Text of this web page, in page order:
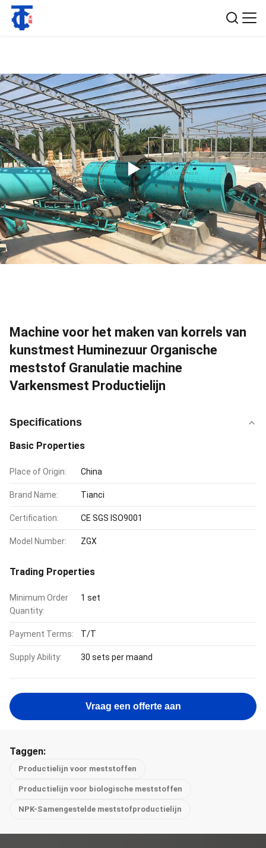
Machine voor het maken van korrels van
kunstmest Huminezuur Organische
meststof Granulatie machine
Varkensmest Productielijn
Specifications
Basic Properties
Place of Origin: China
Brand Name: Tianci
Certification: CE SGS ISO9001
Model Number: ZGX
Trading Properties
Minimum Order
Quantity:
1 set
Payment Terms: T/T
Supply Ability: 30 sets per maand
Vraag een offerte aan
Taggen:
Productielijn voor meststoffen
Productielijn voor biologische meststoffen
NPK-Samengestelde meststofproductielijn